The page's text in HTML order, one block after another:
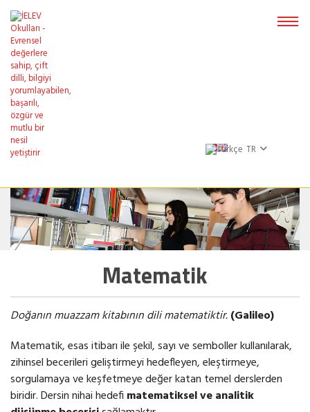
TR
Matematik
Doğanın muazzam kitabının dili matematiktir.(Galileo)
Matematik, esas itibarı ile şekil, sayı ve semboller kullanılarak,
zihinsel becerileri geliştirmeyi hedefleyen, eleştirmeye,
sorgulamaya ve keşfetmeye değer katan temel derslerden
biridir. Dersin nihai hedefimatematiksel ve analitik